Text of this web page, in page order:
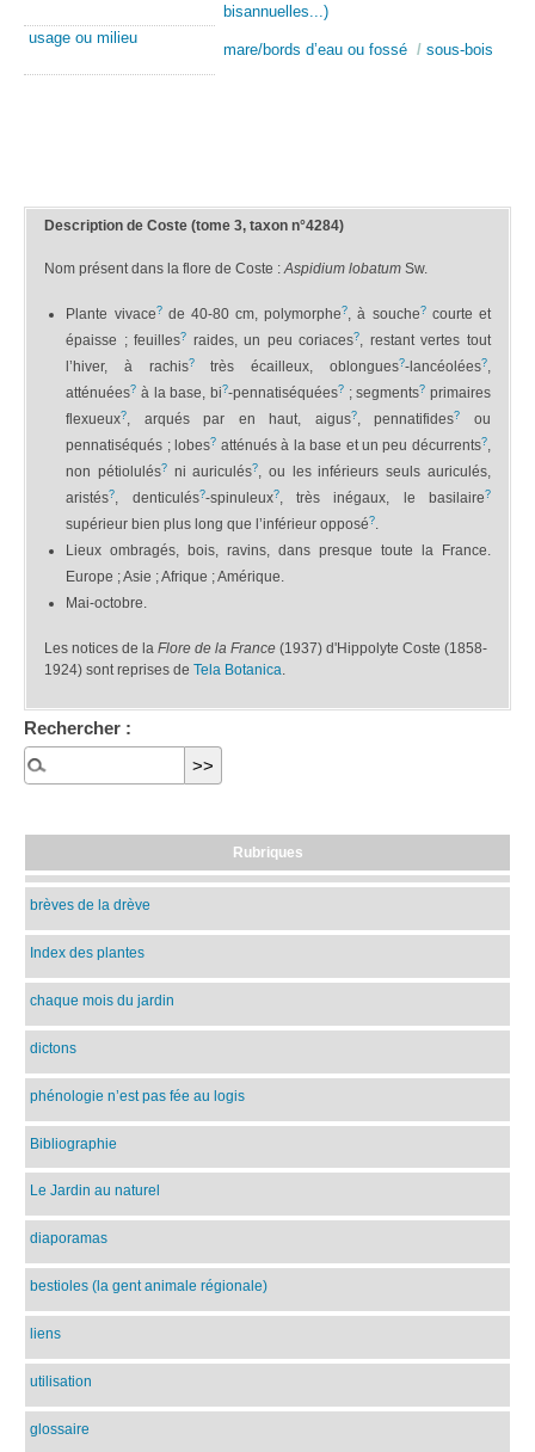
bisannuelles...)
usage ou milieu
mare/bords d’eau ou fossé / sous-bois
Description de Coste (tome 3, taxon n°4284)
Nom présent dans la flore de Coste :Aspidium lobatum Sw.
Plante vivace?de 40-80 cm, polymorphe?, à souche?courte et
épaisse ; feuilles? raides, un peu coriaces?, restant vertes tout
l’hiver, à rachis?très écailleux, oblongues?-lancéolées?,
atténuées? à la base, bi?-pennatiséquées?; segments? primaires
flexueux?, arqués par en haut, aigus?, pennatifides?
ou
pennatiséqués ; lobes? atténués à la base et un peu décurrents?,
non pétiolulés? ni auriculés?, ou les inférieurs seuls auriculés,
aristés?, denticulés?-spinuleux?, très inégaux, le basilaire?
supérieur bien plus long que l’inférieur opposé?.
Lieux ombragés, bois, ravins, dans presque toute la France.
Europe ; Asie ; Afrique ; Amérique.
Mai-octobre.
Les notices de laFlore de la France (1937) d'Hippolyte Coste (1858-
1924) sont reprises deTela Botanica.
Rechercher :
Rubriques
brèves de la drève
Index des plantes
chaque mois du jardin
dictons
phénologie n’est pas fée au logis
Bibliographie
Le Jardin au naturel
diaporamas
bestioles (la gent animale régionale)
liens
utilisation
glossaire